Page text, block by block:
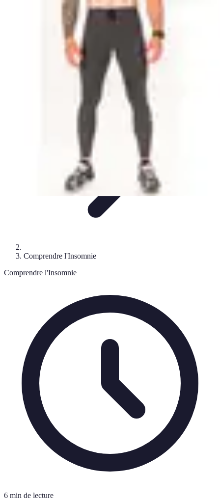
Pratiques de MéditationMéditation et
Plantes Médicinales Comprendre l'Insomnie
Solutions Insomnie
Comprendre l'Insomnie
Comprendre l'Insomnie
6 min de lecture